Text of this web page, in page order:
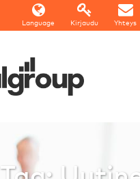
Language Kirjaudu Yhteys